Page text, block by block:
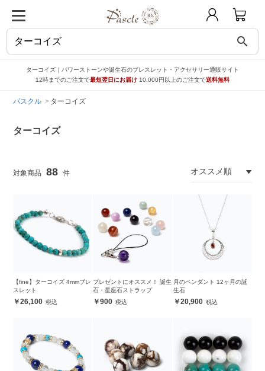
search
ターコイズ｜パワーストーンや誕生石のブレスレット・アクセサリー通販サイト
12時までのご注文で最短翌日にお届け 10,000円以上のご注文で送料無料
パスクル ターコイズ
ターコイズ
88
【fine】ターコイズ 4mmブレ
スレット
26,100
プレゼントにオススメ！ 誕生
石・星座石ストラップ
900
月のペンダント 12ヶ月の誕
生石
20,900